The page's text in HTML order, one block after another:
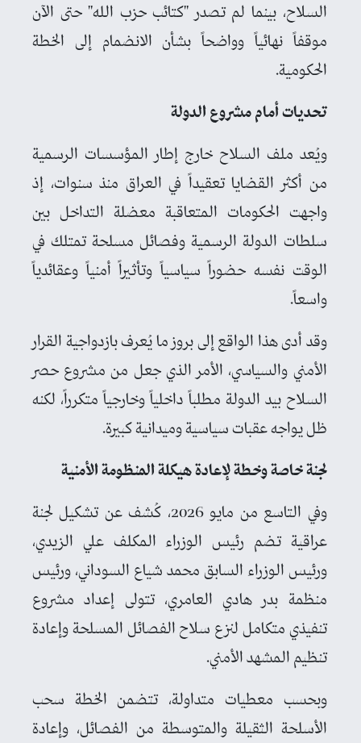
السلاح، بينما لم تصدر "كتائب حزب الله" حتى الآن
موقفاً نهائياً وواضحاً بشأن الانضمام إلى الخطة
الحكومية.
تحديات أمام مشروع الدولة
ويُعد ملف السلاح خارج إطار المؤسسات الرسمية
من أكثر القضايا تعقيداً في العراق منذ سنوات، إذ
واجهت الحكومات المتعاقبة معضلة التداخل بين
سلطات الدولة الرسمية وفصائل مسلحة تمتلك في
الوقت نفسه حضوراً سياسياً وتأثيراً أمنياً وعقائدياً
واسعاً.
وقد أدى هذا الواقع إلى بروز ما يُعرف بازدواجية القرار
الأمني والسياسي، الأمر الذي جعل من مشروع حصر
السلاح بيد الدولة مطلباً داخلياً وخارجياً متكرراً، لكنه
ظل يواجه عقبات سياسية وميدانية كبيرة.
لجنة خاصة وخطة لإعادة هيكلة المنظومة الأمنية
وفي التاسع من مايو 2026، كُشف عن تشكيل لجنة
عراقية تضم رئيس الوزراء المكلف علي الزيدي،
ورئيس الوزراء السابق محمد شياع السوداني، ورئيس
منظمة بدر هادي العامري، تتولى إعداد مشروع
تنفيذي متكامل لنزع سلاح الفصائل المسلحة وإعادة
تنظيم المشهد الأمني.
وبحسب معطيات متداولة، تتضمن الخطة سحب
الأسلحة الثقيلة والمتوسطة من الفصائل، وإعادة